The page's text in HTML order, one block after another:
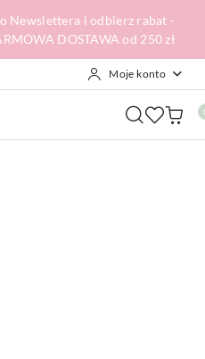
Newslettera i odbierz rabat -
DOSTAWA od 250 zł
Moje konto